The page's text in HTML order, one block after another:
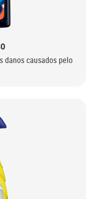
danos causados pelo